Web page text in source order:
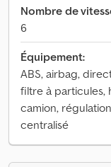
Nombre de
6
Équipement:
ABS, airbag,
filtre à particules,
camion,
centralisé